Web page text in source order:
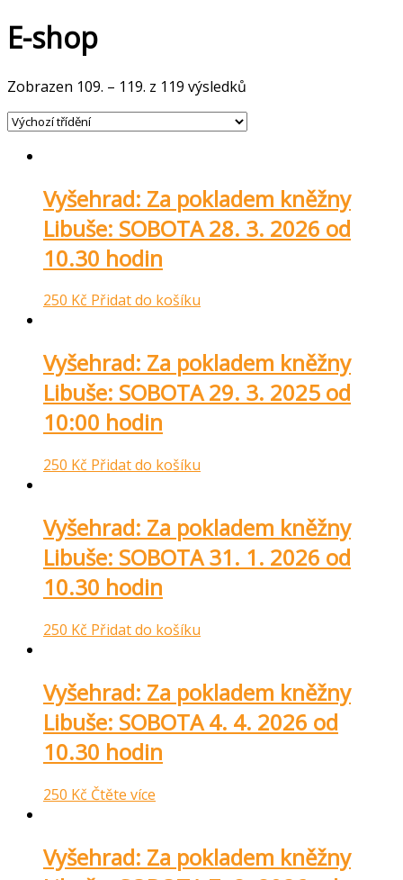
E-shop
Zobrazen 109. – 119. z 119 výsledků
Vyšehrad: Za pokladem kněžny
Libuše: SOBOTA 28. 3. 2026 od
10.30 hodin
250 Kč Přidat do košíku
Vyšehrad: Za pokladem kněžny
Libuše: SOBOTA 29. 3. 2025 od
10:00 hodin
250 Kč Přidat do košíku
Vyšehrad: Za pokladem kněžny
Libuše: SOBOTA 31. 1. 2026 od
10.30 hodin
250 Kč Přidat do košíku
Vyšehrad: Za pokladem kněžny
Libuše: SOBOTA 4. 4. 2026 od
10.30 hodin
250 Kč Čtěte více
Vyšehrad: Za pokladem kněžny